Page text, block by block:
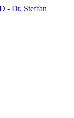
- Dr. Steffan